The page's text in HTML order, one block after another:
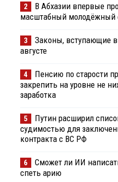
2
В Абхазии впервые
масштабный молодёжный
3
Законы, вступающие в
августе
4
Пенсию по старости
закрепить на уровне не
заработка
5
Путин расширил
судимостью для
контракта с ВС РФ
6
Сможет ли ИИ
спеть арию